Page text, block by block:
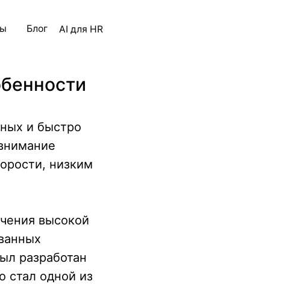
для HR
и быстро
низким
высокой
разработан
стал одной из